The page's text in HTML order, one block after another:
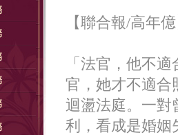
【聯合報/高年
「法官，他不
官，她才不適合
迴盪法庭。一對
利，看成是婚